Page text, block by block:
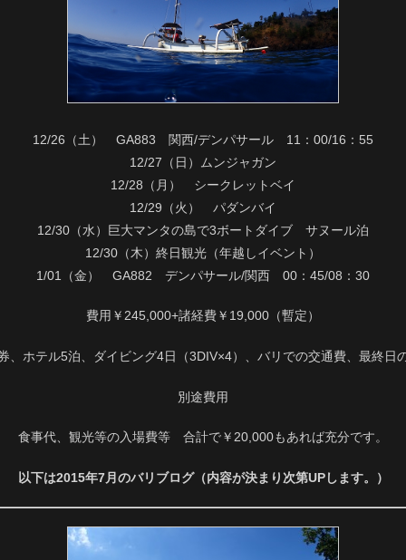
12/26（土） GA883 関西/デンパサール 11：00/16：55
12/27（日）ムンジャガン
12/28（月） シークレットベイ
12/29（火） パダンバイ
12/30（水）巨大マンタの島で3ボートダイブ サヌール泊
12/30（木）終日観光（年越しイベント）
1/01（金） GA882 デンパサール/関西 00：45/08：30
費用￥245,000+諸経費￥19,000（暫定）
、ホテル5泊、ダイビング4日（3DIV×4）、バリでの交通費、最終日
別途費用
食事代、観光等の入場費等 合計で￥20,000もあれば充分です。
以下は2015年7月のバリブログ（内容が決まり次第UPします。）